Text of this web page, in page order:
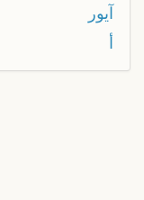
آيور
أ